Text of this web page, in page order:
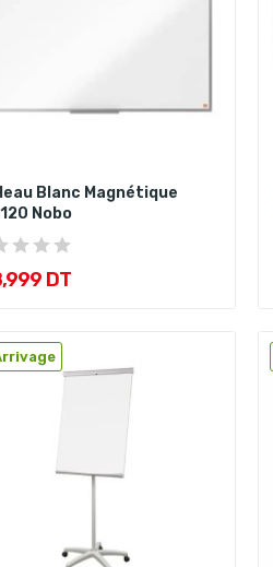
Blanc Magnétique
Nobo
DT